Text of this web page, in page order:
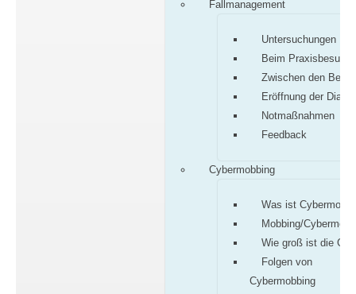
Fallmanagement
Untersuchungen
Beim Praxisbesuch
Zwischen den
Eröffnung der
Notmaßnahmen
Feedback
Cybermobbing
Was ist
Mobbing/
Wie groß ist die
Folgen von
Cybermobbing